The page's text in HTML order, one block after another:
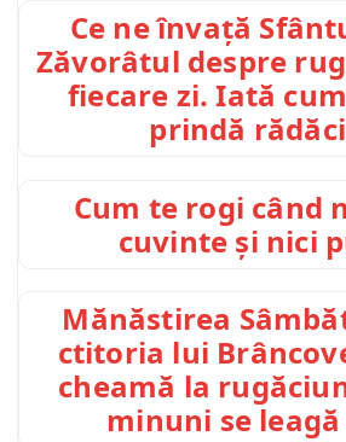
Ce ne învață
Zăvorâtul despre
fiecare zi. Iată
prindă
Cum te rogi când
cuvinte și nici
Mănăstirea
ctitoria lui
cheamă la
minuni se leagă